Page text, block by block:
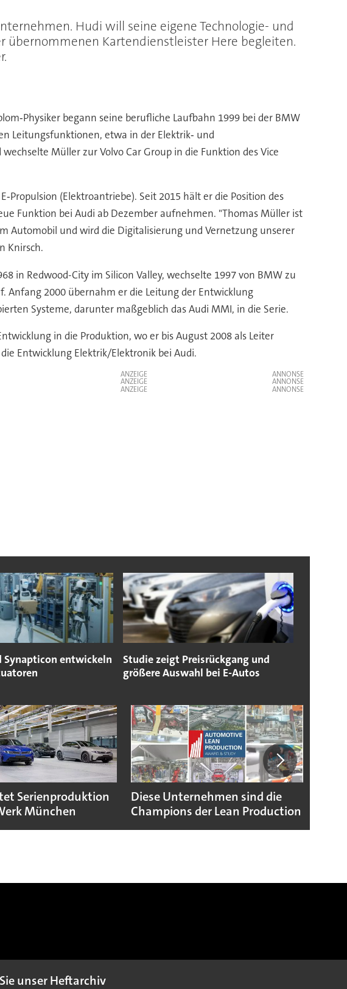
Hudi will seine eigene Technologie- und
Kartendienstleister Here begleiten.
begann seine berufliche Laufbahn 1999 bei der BMW
Leitungsfunktionen, etwa in der Elektrik‑ und
Müller zur Volvo Car Group in die Funktion des Vice
(Elektroantriebe). Seit 2015 hält er die Position des
Funktion bei Audi ab Dezember aufnehmen. "Thomas Müller ist
Automobil und wird die Digitalisierung und Vernetzung unserer
Knirsch.
in Redwood-City im Silicon Valley, wechselte 1997 von BMW zu
Anfang 2000 übernahm er die Leitung der Entwicklung
Systeme, darunter maßgeblich das Audi MMI, in die Serie.
in die Produktion, wo er bis August 2008 als Leiter
Entwicklung Elektrik/Elektronik bei Audi.
ANZEIGE
ANZEIGE
ANZEIGE
Synapticon entwickeln
Studie zeigt Preisrückgang und
größere Auswahl bei E-Autos
Serienproduktion
München
Diese Unternehmen sind die
Champions der Lean Production
unser Heftarchiv